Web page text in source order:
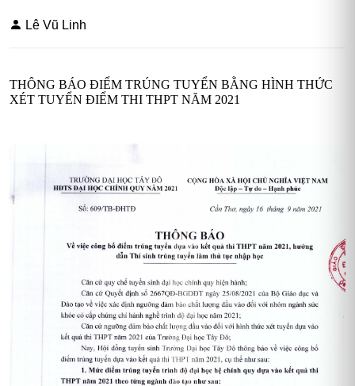
Lê Vũ Linh
THÔNG BÁO ĐIỂM TRÚNG TUYỂN BẰNG HÌNH THỨC
XÉT TUYỂN ĐIỂM THI THPT NĂM 2021